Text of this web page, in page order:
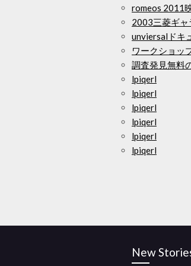
romeos 2011
2003三菱ギャ
unviersalドキ
ワークショッ
調査発見無料
lpiqerl
lpiqerl
lpiqerl
lpiqerl
lpiqerl
lpiqerl
New